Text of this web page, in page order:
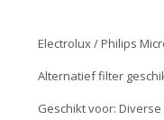
Electrolux / Philips
Alternatief filter
Geschikt voor: